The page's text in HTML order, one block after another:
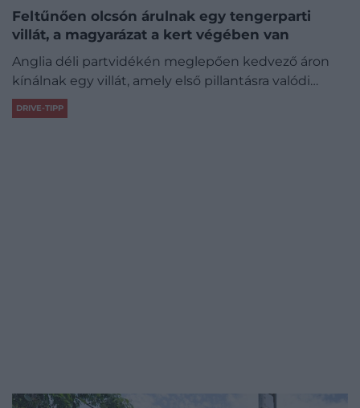
Feltűnően olcsón árulnak egy tengerparti
villát, a magyarázat a kert végében van
Anglia déli partvidékén meglepően kedvező áron
kínálnak egy villát, amely első pillantásra valódi…
DRIVE-TIPP